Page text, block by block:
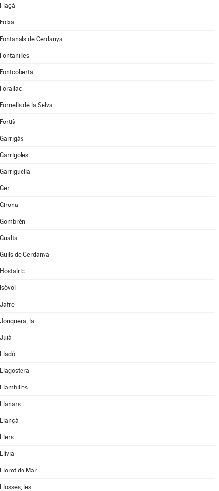
Flaçà
Foixà
Fontanals de Cerdanya
Fontanilles
Fontcoberta
Forallac
Fornells de la Selva
Fortià
Garrigàs
Garrigoles
Garriguella
Ger
Girona
Gombrèn
Gualta
Guils de Cerdanya
Hostalric
Isòvol
Jafre
Jonquera, la
Juià
Lladó
Llagostera
Llambilles
Llanars
Llançà
Llers
Llívia
Lloret de Mar
Llosses, les